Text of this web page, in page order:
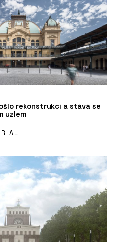
rekonstrukcí a stává se
uzlem